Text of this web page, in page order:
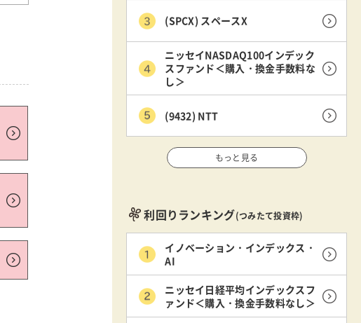
(SPCX) スペースX
ニッセイNASDAQ100インデック
スファンド＜購入・換金手数料な
し＞
(9432) NTT
もっと見る
利回りランキング(つみたて投資枠)
イノベーション・インデックス・
AI
ニッセイ日経平均インデックスフ
ァンド＜購入・換金手数料なし＞